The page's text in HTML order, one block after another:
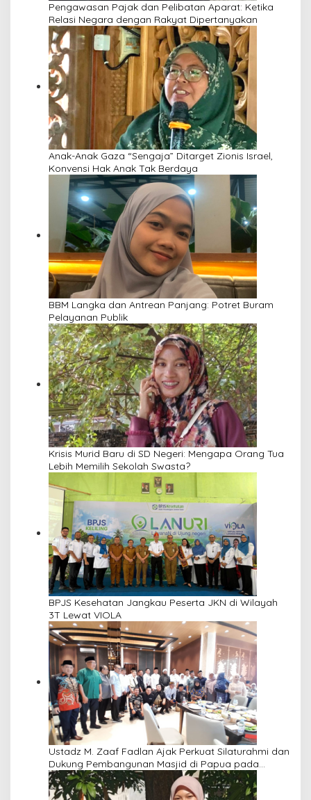
Pengawasan Pajak dan Pelibatan Aparat: Ketika
Relasi Negara dengan Rakyat Dipertanyakan
Anak-Anak Gaza “Sengaja” Ditarget Zionis Israel,
Konvensi Hak Anak Tak Berdaya
BBM Langka dan Antrean Panjang: Potret Buram
Pelayanan Publik
Krisis Murid Baru di SD Negeri: Mengapa Orang Tua
Lebih Memilih Sekolah Swasta?
BPJS Kesehatan Jangkau Peserta JKN di Wilayah
3T Lewat VIOLA
Ustadz M. Zaaf Fadlan Ajak Perkuat Silaturahmi dan
Dukung Pembangunan Masjid di Papua pada
Pengajian Yayasan Alimbas Insan Cita